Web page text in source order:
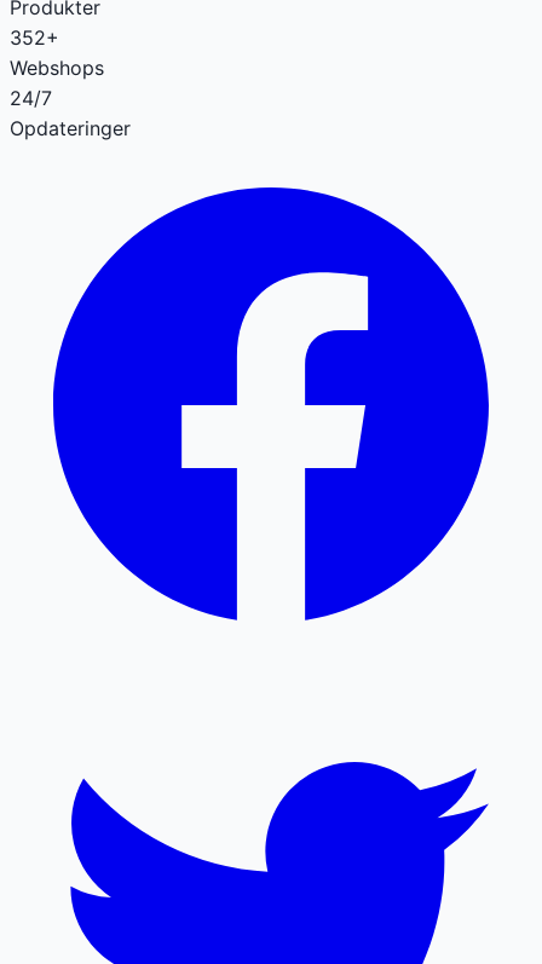
Produkter
352+
Webshops
24/7
Opdateringer